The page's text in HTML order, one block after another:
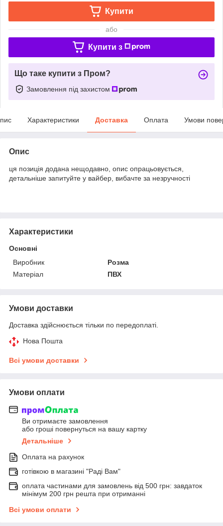
Купити
або
Купити з
Що таке купити з Пром?
Замовлення під захистом
Характеристики Доставка Оплата Умови
Опис
ця позиція додана нещодавно, опис опрацьовується,
детальніше запитуйте у вайбер, вибачте за незручності
Характеристики
Основні
Виробник
Розма
Матеріал
ПВХ
Умови доставки
Доставка здійснюється тільки по передоплаті.
Нова Пошта
Всі умови доставки
Умови оплати
Ви отримаєте замовлення
або гроші повернуться на вашу картку
Детальніше
Оплата на рахунок
готівкою в магазині "Раді Вам"
оплата частинами для замовлень від 500 грн: завдаток
мінімум 200 грн решта при отриманні
Всі умови оплати